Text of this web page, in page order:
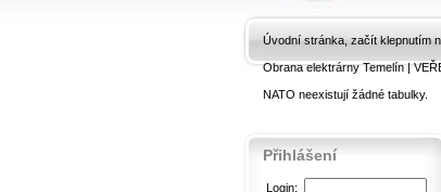
Úvodní stránka, začít klepnutím
Obrana elektrárny Temelín|
NATO neexistují žádné tabulky.
Přihlášení
Login: